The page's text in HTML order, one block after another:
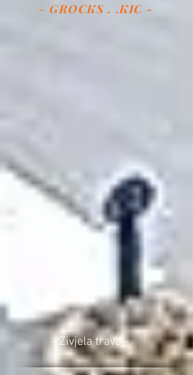
- GROCKS . .KIC -
- Zivjela trava -